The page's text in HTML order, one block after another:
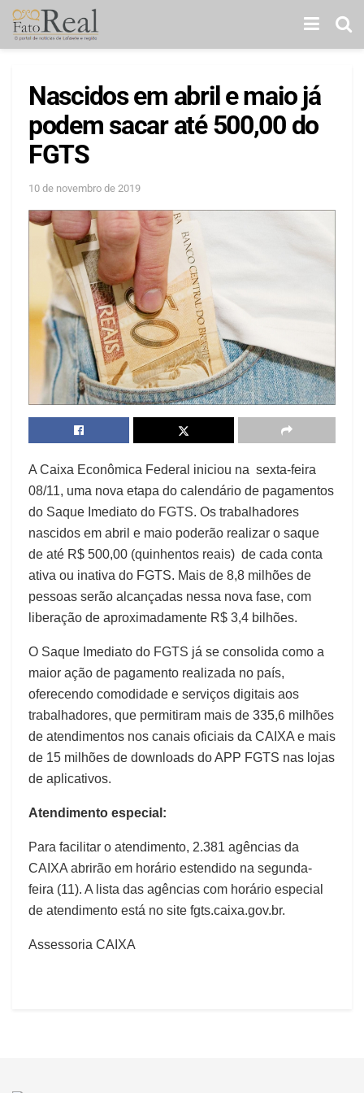
Nascidos em abril e maio já
podem sacar até 500,00 do
FGTS
10 de novembro de 2019
A Caixa Econômica Federal iniciou na sexta-feira
08/11, uma nova etapa do calendário de pagamentos
do Saque Imediato do FGTS. Os trabalhadores
nascidos em abril e maio poderão realizar o saque
de até R$ 500,00 (quinhentos reais) de cada conta
ativa ou inativa do FGTS. Mais de 8,8 milhões de
pessoas serão alcançadas nessa nova fase, com
liberação de aproximadamente R$ 3,4 bilhões.
O Saque Imediato do FGTS já se consolida como a
maior ação de pagamento realizada no país,
oferecendo comodidade e serviços digitais aos
trabalhadores, que permitiram mais de 335,6 milhões
de atendimentos nos canais oficiais da CAIXA e mais
de 15 milhões de downloads do APP FGTS nas lojas
de aplicativos.
Atendimento especial:
Para facilitar o atendimento, 2.381 agências da
CAIXA abrirão em horário estendido na segunda-
feira (11). A lista das agências com horário especial
de atendimento está no site fgts.caixa.gov.br.
Assessoria CAIXA